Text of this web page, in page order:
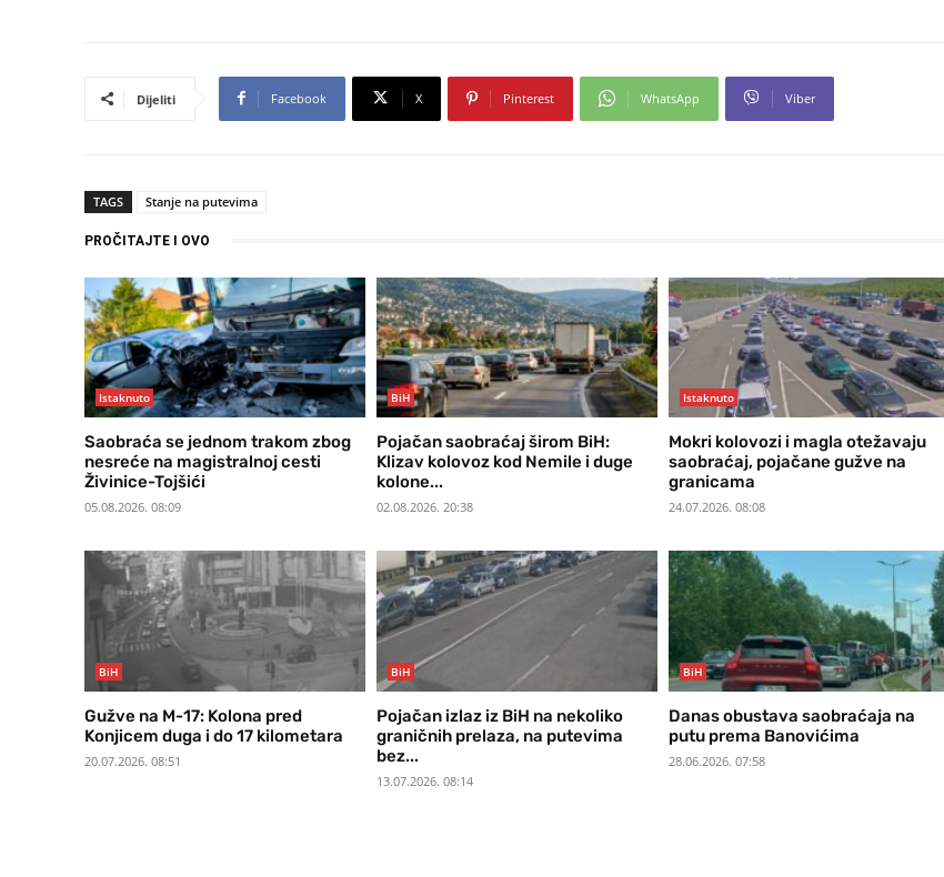
Dijeliti Facebook X Pinterest WhatsApp Viber
TAGS Stanje na putevima
PROČITAJTE I OVO
Istaknuto
Saobraća se jednom trakom zbog
nesreće na magistralnoj cesti
Živinice-Tojšići
05.08.2026. 08:09
BiH
Pojačan saobraćaj širom BiH:
Klizav kolovoz kod Nemile i duge
kolone...
02.08.2026. 20:38
Istaknuto
Mokri kolovozi i magla otežavaju
saobraćaj, pojačane gužve na
granicama
24.07.2026. 08:08
BiH
Gužve na M-17: Kolona pred
Konjicem duga i do 17 kilometara
20.07.2026. 08:51
BiH
Pojačan izlaz iz BiH na nekoliko
graničnih prelaza, na putevima
bez...
13.07.2026. 08:14
BiH
Danas obustava saobraćaja na
putu prema Banovićima
28.06.2026. 07:58